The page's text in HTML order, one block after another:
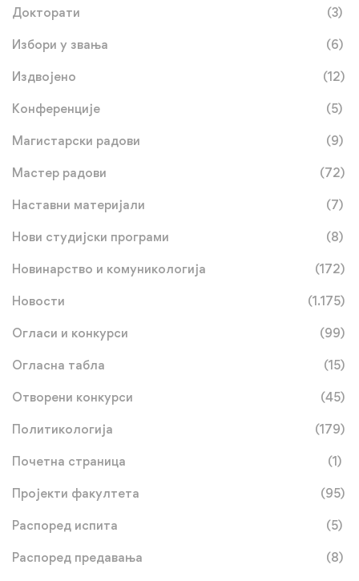
Докторати (3)
Избори у звања (6)
Издвојено (12)
Конференције (5)
Магистарски радови (9)
Мастер радови (72)
Наставни материјали (7)
Нови студијски програми (8)
Новинарство и комуникологија (172)
Новости (1.175)
Огласи и конкурси (99)
Огласна табла (15)
Отворени конкурси (45)
Политикологија (179)
Почетна страница (1)
Пројекти факултета (95)
Распоред испита (5)
Распоред предавања (8)